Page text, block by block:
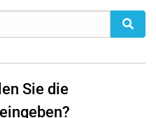
Sie die
eingeben?